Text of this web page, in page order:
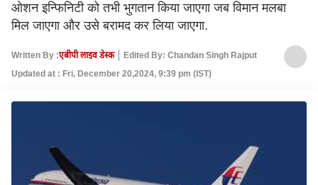
ओशन इन्फिनिटी को तभी भुगतान किया जाएगा जब विमान मलबा
मिल जाएगा और उसे बरामद कर लिया जाएगा.
Written By :एबीपी लाइव डेस्क
Edited By: Chandan Singh Rajput
Updated at : Fri, December 20,2024, 9:39 pm (IST)